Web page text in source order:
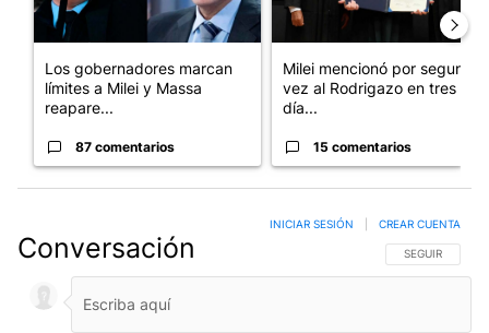
Los gobernadores marcan
límites a Milei y Massa
reapare...
87 comentarios
Milei mencionó por segunda
vez al Rodrigazo en tres
día...
15 comentarios
Conversación SIGA ESTA
SEGUIR
INICIAR SESIÓN CREAR CUENTA